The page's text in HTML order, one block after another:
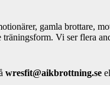
gamla brottare,
Vi ser flera
wresfit@aikbrottning.se